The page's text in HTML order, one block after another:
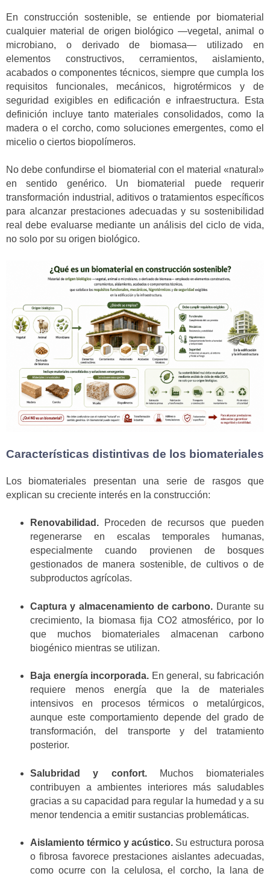
En construcción sostenible, se entiende por biomaterial
cualquier material de origen biológico —vegetal, animal o
microbiano, o derivado de biomasa— utilizado en
elementos constructivos, cerramientos, aislamiento,
acabados o componentes técnicos, siempre que cumpla los
requisitos funcionales, mecánicos, higrotérmicos y de
seguridad exigibles en edificación e infraestructura. Esta
definición incluye tanto materiales consolidados, como la
madera o el corcho, como soluciones emergentes, como el
micelio o ciertos biopolímeros.
No debe confundirse el biomaterial con el material «natural»
en sentido genérico. Un biomaterial puede requerir
transformación industrial, aditivos o tratamientos específicos
para alcanzar prestaciones adecuadas y su sostenibilidad
real debe evaluarse mediante un análisis del ciclo de vida,
no solo por su origen biológico.
Características distintivas de los biomateriales
Los biomateriales presentan una serie de rasgos que
explican su creciente interés en la construcción:
Renovabilidad. Proceden de recursos que pueden
regenerarse en escalas temporales humanas,
especialmente cuando provienen de bosques
gestionados de manera sostenible, de cultivos o de
subproductos agrícolas.
Captura y almacenamiento de carbono. Durante su
crecimiento, la biomasa fija CO2 atmosférico, por lo
que muchos biomateriales almacenan carbono
biogénico mientras se utilizan.
Baja energía incorporada. En general, su fabricación
requiere menos energía que la de materiales
intensivos en procesos térmicos o metalúrgicos,
aunque este comportamiento depende del grado de
transformación, del transporte y del tratamiento
posterior.
Salubridad y confort.Muchos biomateriales
contribuyen a ambientes interiores más saludables
gracias a su capacidad para regular la humedad y a su
menor tendencia a emitir sustancias problemáticas.
Aislamiento térmico y acústico. Su estructura porosa
o fibrosa favorece prestaciones aislantes adecuadas,
como ocurre con la celulosa, el corcho, la lana de